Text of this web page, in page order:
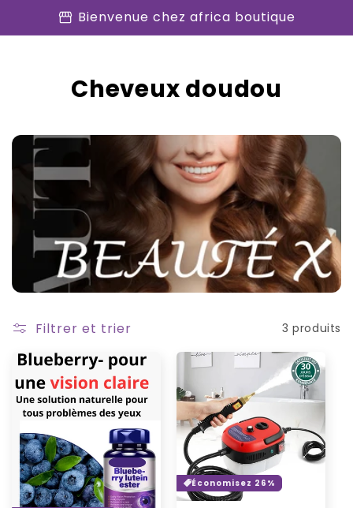
passer
au
storefront Bienvenue chez africa boutique
C
l
l
e
c
t
i
n
:
Cheveux doudou
Filtrer et trier 3 produits
Économisez 26%